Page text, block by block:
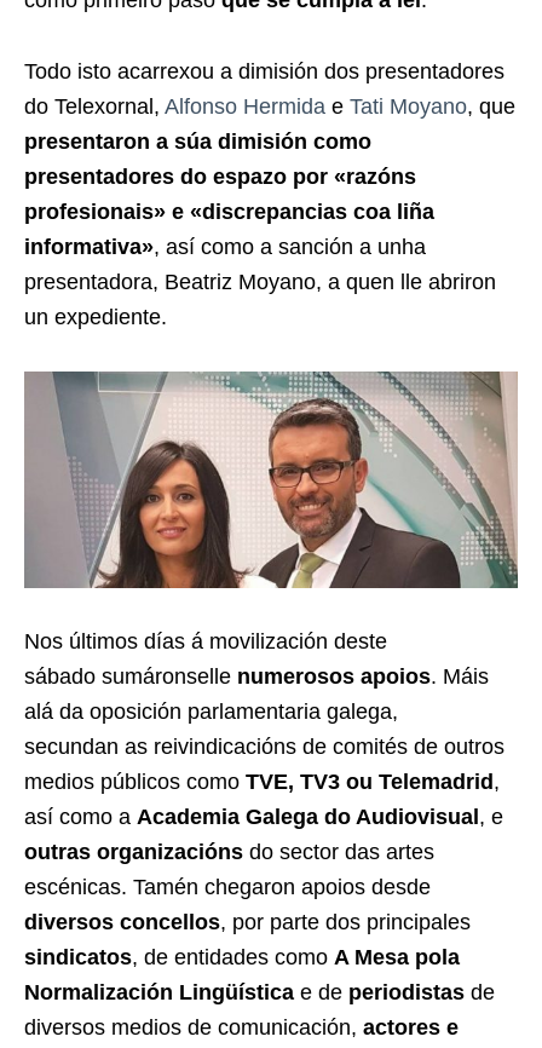
Todo isto acarrexou a dimisión dos presentadores
do Telexornal, Alfonso Hermida e Tati Moyano, que
presentaron a súa dimisión como
presentadores do espazo por «razóns
profesionais» e «discrepancias coa liña
informativa», así como a sanción a unha
presentadora, Beatriz Moyano, a quen lle abriron
un expediente.
Nos últimos días á movilización deste
sábado sumáronselle numerosos apoios. Máis
alá da oposición parlamentaria galega,
secundan as reivindicacións de comités de outros
medios públicos como TVE, TV3 ou Telemadrid,
así como a Academia Galega do Audiovisual, e
outras organizacións do sector das artes
escénicas. Tamén chegaron apoios desde
diversos concellos, por parte dos principales
sindicatos, de entidades como A Mesa pola
Normalización Lingüística e de periodistas de
diversos medios de comunicación, actores e